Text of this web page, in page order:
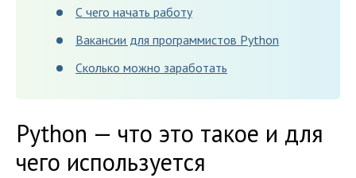
С чего начать работу
Вакансии для программистов Python
Сколько можно заработать
Python — что это такое и для
чего используется